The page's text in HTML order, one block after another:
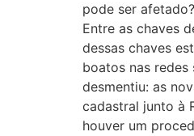
pode ser
Entre as chaves
dessas chaves
boatos nas
desmentiu: as
cadastral junto à
houver um